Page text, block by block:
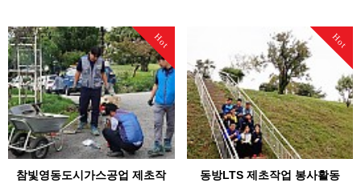
Hot
참빛영동도시가스공업 제초작
Hot
동방LTS 제초작업 봉사활동